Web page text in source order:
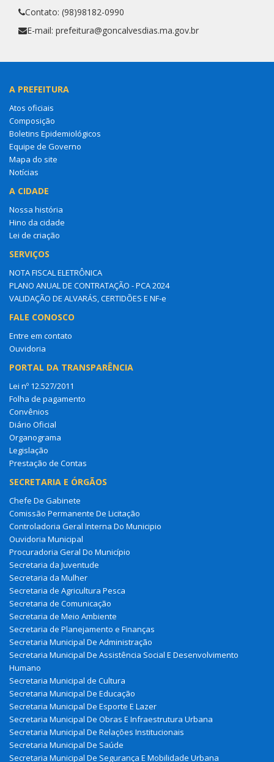
Contato: (98)98182-0990
E-mail: prefeitura@goncalvesdias.ma.gov.br
A PREFEITURA
Atos oficiais
Composição
Boletins Epidemiológicos
Equipe de Governo
Mapa do site
Notícias
A CIDADE
Nossa história
Hino da cidade
Lei de criação
SERVIÇOS
NOTA FISCAL ELETRÔNICA
PLANO ANUAL DE CONTRATAÇÃO - PCA 2024
VALIDAÇÃO DE ALVARÁS, CERTIDÕES E NF-e
FALE CONOSCO
Entre em contato
Ouvidoria
PORTAL DA TRANSPARÊNCIA
Lei nº 12.527/2011
Folha de pagamento
Convênios
Diário Oficial
Organograma
Legislação
Prestação de Contas
SECRETARIA E ÓRGÃOS
Chefe De Gabinete
Comissão Permanente De Licitação
Controladoria Geral Interna Do Municipio
Ouvidoria Municipal
Procuradoria Geral Do Município
Secretaria da Juventude
Secretaria da Mulher
Secretaria de Agricultura Pesca
Secretaria de Comunicação
Secretaria de Meio Ambiente
Secretaria de Planejamento e Finanças
Secretaria Municipal De Administração
Secretaria Municipal De Assistência Social E Desenvolvimento
Humano
Secretaria Municipal de Cultura
Secretaria Municipal De Educação
Secretaria Municipal De Esporte E Lazer
Secretaria Municipal De Obras E Infraestrutura Urbana
Secretaria Municipal De Relações Institucionais
Secretaria Municipal De Saúde
Secretaria Municipal De Segurança E Mobilidade Urbana